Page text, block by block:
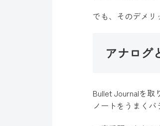
でも、そのデメリ
アナログ
Bullet Journalを
ノートをうまくバ